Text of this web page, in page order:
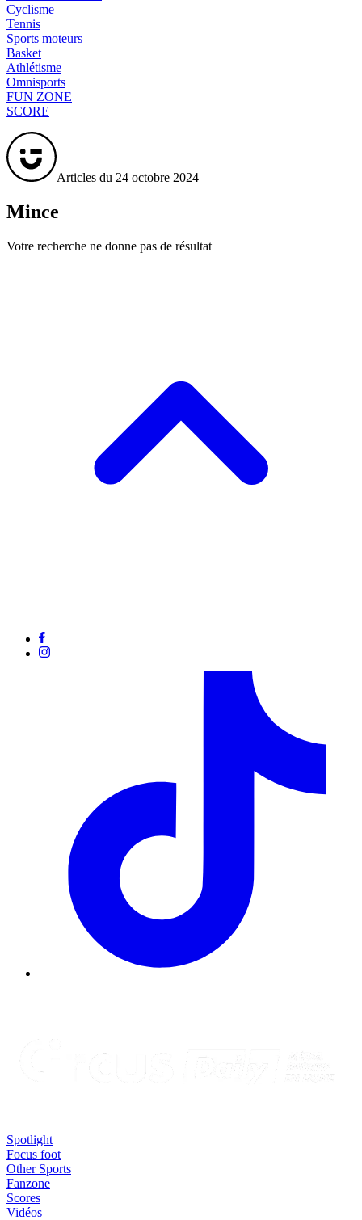
Cyclisme
Tennis
Sports moteurs
Basket
Athlétisme
Omnisports
FUN ZONE
SCORE
Articles du 24 octobre 2024
Mince
Votre recherche ne donne pas de résultat
Spotlight
Focus foot
Other Sports
Fanzone
Scores
Vidéos